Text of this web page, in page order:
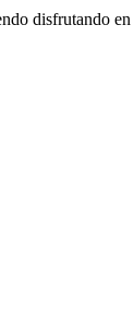
disfrutando